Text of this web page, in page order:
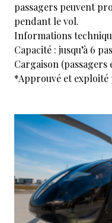
passagers peuvent
pendant le vol.
Informations
Capacité : jusqu’à 6
Cargaison (passagers
*Approuvé et exploité